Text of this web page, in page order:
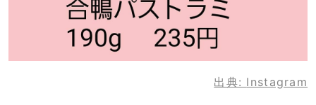
出典: Instagram